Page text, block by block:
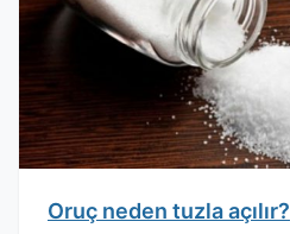
Oruç neden tuzla açılır?